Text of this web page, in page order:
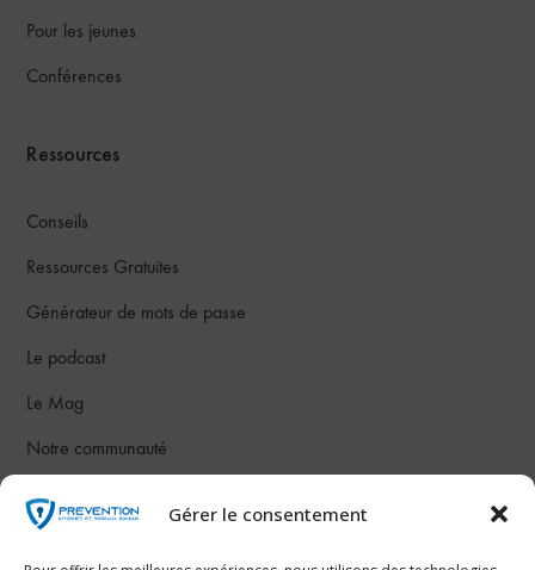
Gérer le consentement
Pour les jeunes
Conférences
Ressources
Conseils
Ressources Gratuites
Générateur de mots de passe
Le podcast
Le Mag
Notre communauté
Nous contacter